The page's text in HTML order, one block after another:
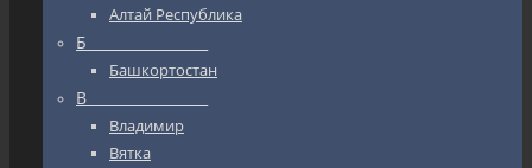
Алтай Республика
Б_________________
Башкортостан
В_________________
Владимир
Вятка